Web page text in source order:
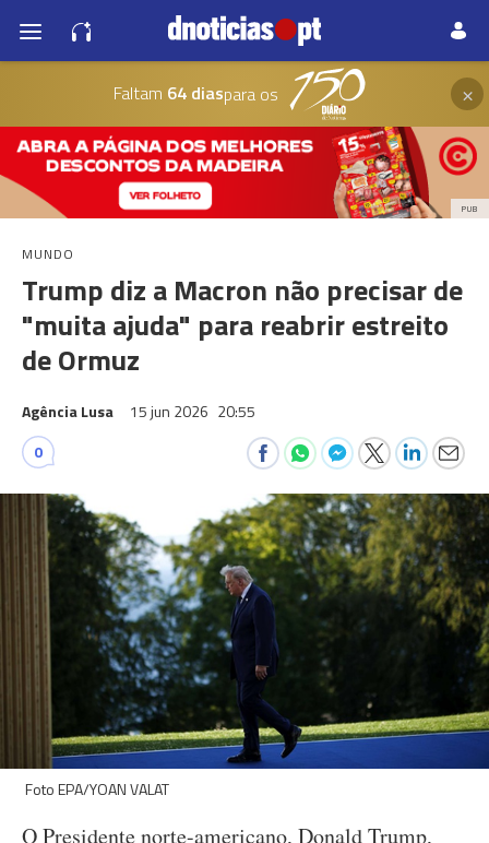
Faltam 64 diaspara os ×
PUB
MUNDO
Trump diz a Macron não precisar de
"muita ajuda" para reabrir estreito
de Ormuz
Agência Lusa 15 jun 2026 20:55
0
Foto EPA/YOAN VALAT
O Presidente norte-americano, Donald Trump,